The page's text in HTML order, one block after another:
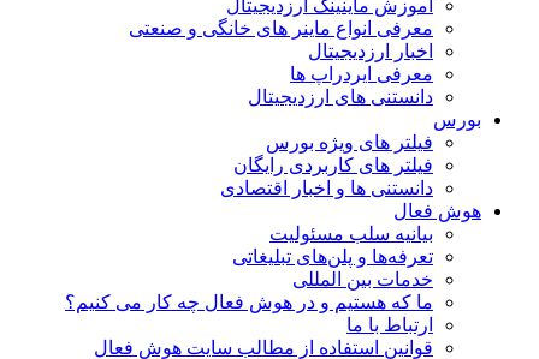
آموزش ماینینگ ارزدیجیتال
معرفی انواع ماینر های خانگی و صنعتی
اخبار ارزدیجیتال
معرفی ایردراپ ها
دانستنی های ارزدیجیتال
بورس
فیلتر های ویژه بورس
فیلتر های کاربردی رایگان
دانستنی ها و اخبار اقتصادی
هوش فعال
بیانیه سلب مسئولیت
تعرفه‌ها و پلن‌های تبلیغاتی
خدمات بین المللی
ما که هستیم و در هوش فعال چه کار می کنیم؟
ارتباط با ما
قوانین استفاده از مطالب سایت هوش فعال